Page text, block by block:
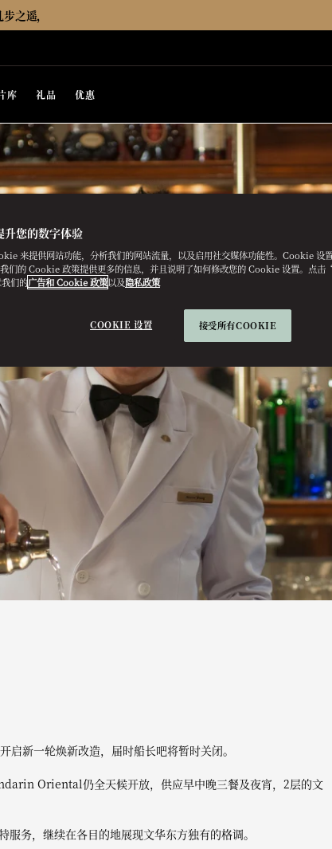
之遥，
库 礼品 优惠
新一轮焕新改造，届时船长吧将暂时关闭。
Oriental仍全天候开放，供应早中晚三餐及夜宵，2层的文
务，继续在各目的地展现文华东方独有的格调。
升您的数字体验
来提供网站功能，分析我们的网站流量，以及启用社交媒体功能性。Cookie 设
们的 Cookie 政策提供更多的信息，并且说明了如何修改您的 Cookie 设置。点
们的广告和 Cookie 政策以及隐私政策
COOKIE 设置 接受所有COOKIE